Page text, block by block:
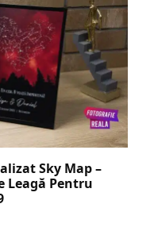
Sky Map –
Leagă Pentru